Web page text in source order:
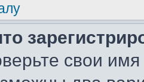
свои